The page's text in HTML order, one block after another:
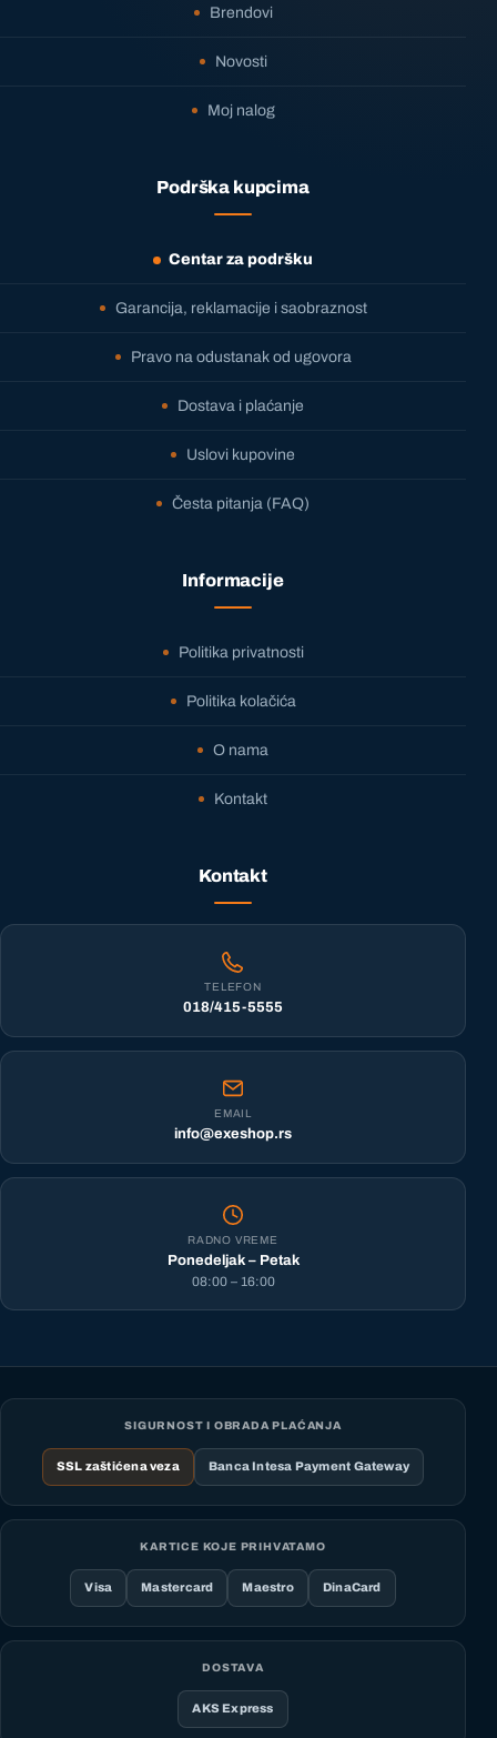
Brendovi
Novosti
Moj nalog
Podrška kupcima
Centar za podršku
Garancija, reklamacije i saobraznost
Pravo na odustanak od ugovora
Dostava i plaćanje
Uslovi kupovine
Česta pitanja (FAQ)
Informacije
Politika privatnosti
Politika kolačića
O nama
Kontakt
Kontakt
TELEFON
018/415-5555
EMAIL
info@exeshop.rs
RADNO VREME
Ponedeljak – Petak
08:00 – 16:00
SIGURNOST I OBRADA PLAĆANJA
SSL zaštićena veza Banca Intesa Payment Gateway
KARTICE KOJE PRIHVATAMO
Visa Mastercard Maestro DinaCard
DOSTAVA
AKS Express